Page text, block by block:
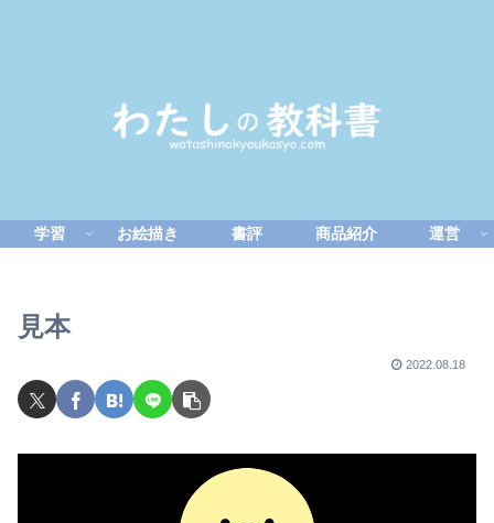
学習 お絵描き 書評 商品紹介 運営
見本
2022.08.18